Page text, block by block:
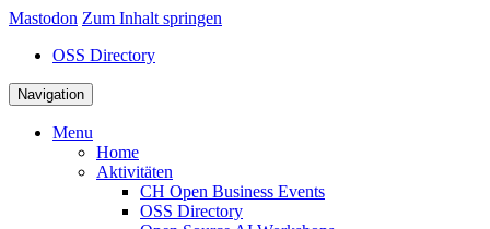
Mastodon Zum Inhalt springen
OSS Directory
Navigation
Menu
Home
Aktivitäten
CH Open Business Events
OSS Directory